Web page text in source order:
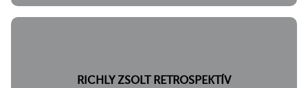
RICHLY ZSOLT RETROSPEKTÍV